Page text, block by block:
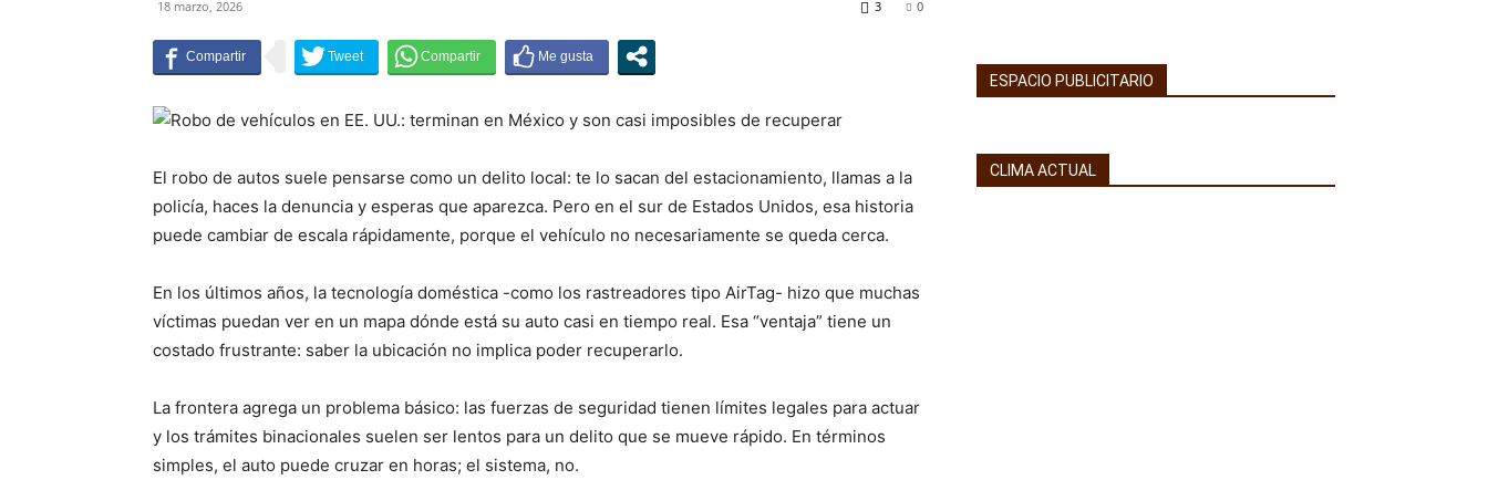
18 marzo, 2026 0
3
El robo de autos suele pensarse como un delito local: te lo sacan del estacionamiento, llamas a la
policía, haces la denuncia y esperas que aparezca. Pero en el sur de Estados Unidos, esa historia
puede cambiar de escala rápidamente, porque el vehículo no necesariamente se queda cerca.
En los últimos años, la tecnología doméstica -como los rastreadores tipo AirTag- hizo que muchas
víctimas puedan ver en un mapa dónde está su auto casi en tiempo real. Esa “ventaja” tiene un
costado frustrante: saber la ubicación no implica poder recuperarlo.
La frontera agrega un problema básico: las fuerzas de seguridad tienen límites legales para actuar
y los trámites binacionales suelen ser lentos para un delito que se mueve rápido. En términos
simples, el auto puede cruzar en horas; el sistema, no.
ESPACIO PUBLICITARIO
CLIMA ACTUAL